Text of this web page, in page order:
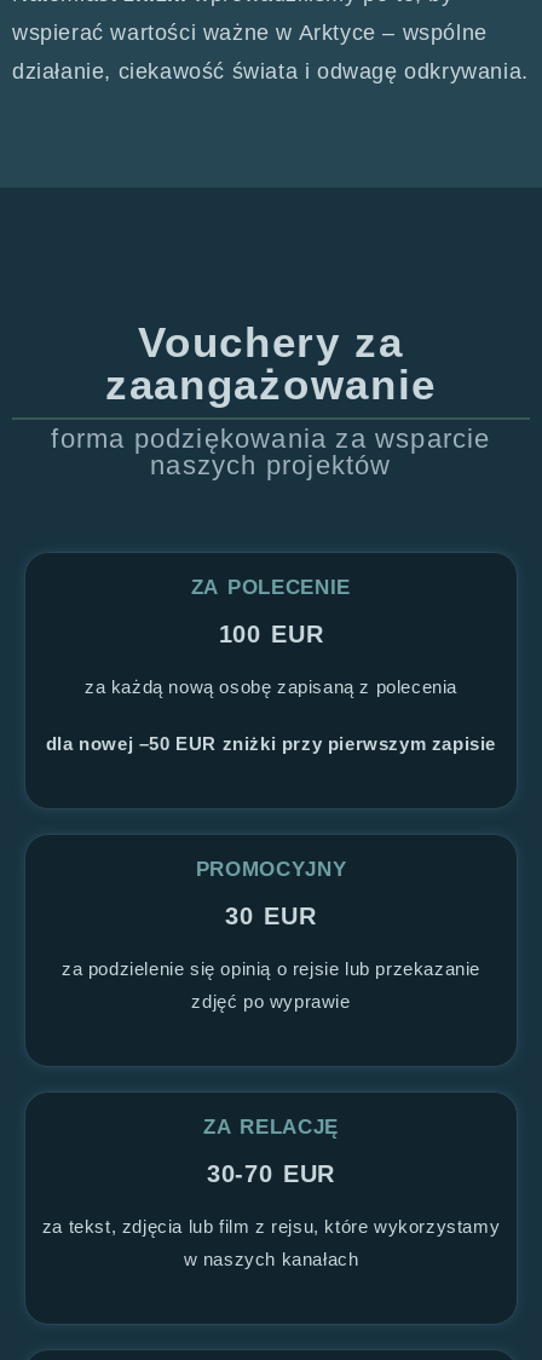
wspierać wartości ważne w Arktyce – wspólne
działanie, ciekawość świata i odwagę odkrywania.
Vouchery za
zaangażowanie
forma podziękowania za wsparcie
naszych projektów
ZA POLECENIE
100 EUR
za każdą nową osobę zapisaną z polecenia
dla nowej –50 EUR zniżki przy pierwszym zapisie
PROMOCYJNY
30 EUR
za podzielenie się opinią o rejsie lub przekazanie
zdjęć po wyprawie
ZA RELACJĘ
30-70 EUR
za tekst, zdjęcia lub film z rejsu, które wykorzystamy
w naszych kanałach